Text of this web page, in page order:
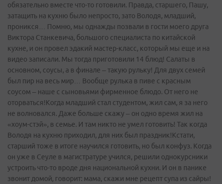
обязательно вместе что-то готовили. Правда, старшего, Пашу,
затащить на кухню было непросто, зато Володя, младший,
проникся… Помню, мы однажды позвали в гости моего друга
Виктора Станкевича, большого специалиста по китайской
кухне, и он провел эдакий мастер-класс, который мы еще и на
видео записали. Мы тогда приготовили 14 блюд! Салаты в
основном, соусы, а в финале – такую рульку! Для двух семей
был пир на весь мир… Вообще рулька в пиве с красным
соусом – наше с сыновьями фирменное блюдо. От него не
оторваться!Когда младший стал студентом, жил сам, я за него
не волновался. Даже больше скажу – он одно время жил на
«хоум-стэй», в семье. И там никто не умел готовить! Так когда
Володя на кухню приходил, для них был праздник!Кстати,
старший тоже в итоге научился готовить, но был конфуз. Когда
он уже в Сеуле в магистратуре учился, решили однокурсники
устроить что-то вроде дня национальной кухни. И он в панике
звонит домой, говорит: мама, скажи мне рецепт супа из сайры!